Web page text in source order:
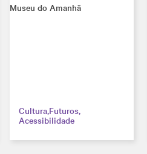
Museu do Amanhã
Cultura Futuros
Acessibilidade